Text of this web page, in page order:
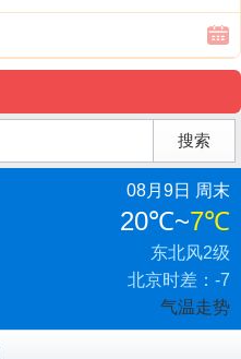
08月9日 周末
20℃~7℃
东北风2级
北京时差：-7
气温走势